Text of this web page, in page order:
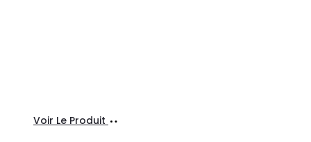
Voir Le Produit